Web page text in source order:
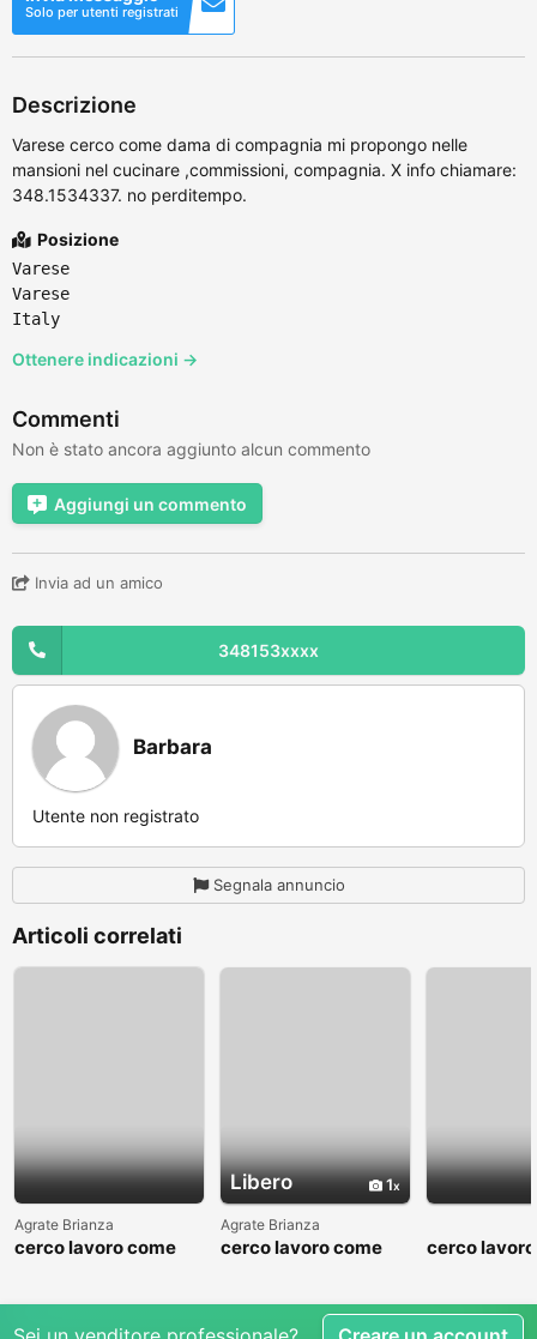
Solo per utenti registrati
Descrizione
Varese cerco come dama di compagnia mi propongo nelle
mansioni nel cucinare ,commissioni, compagnia. X info chiamare:
348.1534337. no perditempo.
Posizione
Varese
Varese
Italy
Ottenere indicazioni →
Commenti
Non è stato ancora aggiunto alcun commento
Aggiungi un commento
Invia ad un amico
348153xxxx
Barbara
Utente non registrato
Segnala annuncio
Articoli correlati
Agrate Brianza
cerco lavoro come
Libero 1
Agrate Brianza
cerco lavoro come
cerco